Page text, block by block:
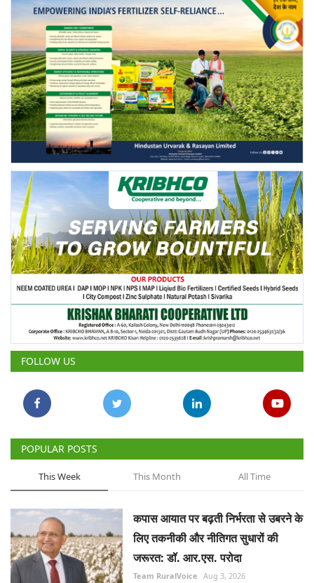
National
Latest News
Agriculture Conclave and NACOF
Awards 2022
Agri Start-Ups
Language
English Hindi
FOLLOW US
POPULAR POSTS
This Week This Month All Time
कपास आयात पर बढ़ती निर्भरता से उबरने के
लिए तकनीकी और नीतिगत सुधारों की
जरूरत: डॉ. आर.एस. परोदा
Team RuralVoice Aug 3, 2026